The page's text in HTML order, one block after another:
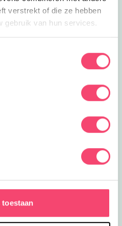
verstrekt of die ze hebben
gebruik van hun services.
toestaan
in Drievliet tot onderwater
voor een heuse citytrip!